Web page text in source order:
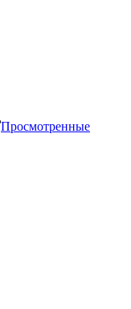
Просмотренные